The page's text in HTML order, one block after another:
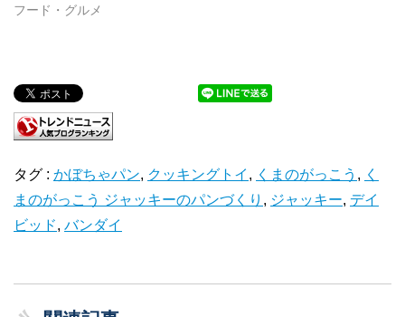
フード・グルメ
タグ : かぼちゃパン, クッキングトイ , くまのがっこう , く
まのがっこう ジャッキーのパンづくり , ジャッキー, デイ
ビッド, バンダイ